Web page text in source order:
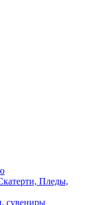
Пледы,
сувениры